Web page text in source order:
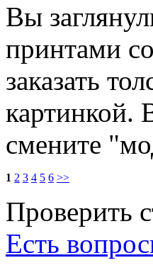
Вы
принтами
заказать
картинкой.
смените
1 2 3 4 5 6 >>
Проверить
Есть